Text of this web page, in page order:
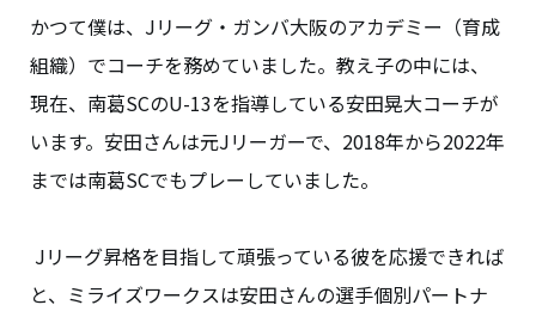
かつて僕は、Jリーグ・ガンバ大阪のアカデミー（育成
組織）でコーチを務めていました。教え子の中には、
現在、南葛SCのU-13を指導している安田晃大コーチが
います。安田さんは元Jリーガーで、2018年から2022年
までは南葛SCでもプレーしていました。
Jリーグ昇格を目指して頑張っている彼を応援できれば
と、ミライズワークスは安田さんの選手個別パートナ